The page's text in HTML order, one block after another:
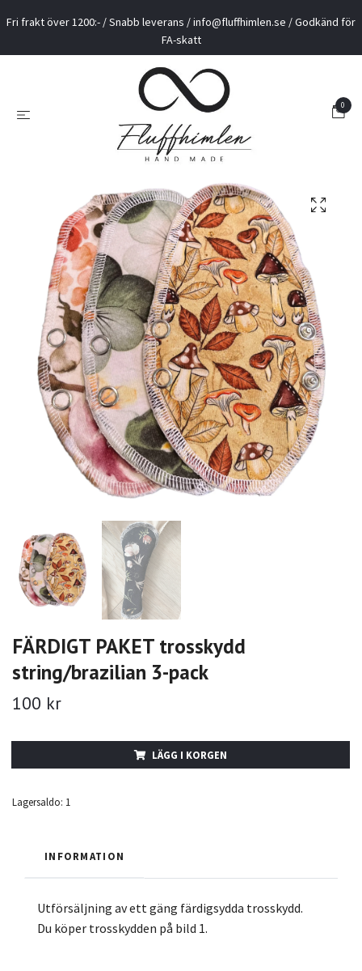
Fri frakt över 1200:- / Snabb leverans /info@fluffhimlen.se / Godkänd för
FA-skatt
0
FÄRDIGT PAKET trosskydd
string/brazilian 3-pack
100 kr
LÄGG I KORGEN
Lagersaldo: 1
INFORMATION
Utförsäljning av ett gäng färdigsydda trosskydd.
Du köper trosskydden på bild 1.